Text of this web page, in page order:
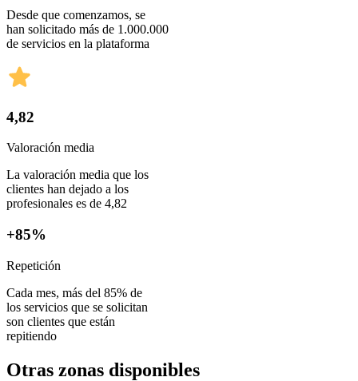
Desde que comenzamos, se
han solicitado más de 1.000.000
de servicios en la plataforma
4,82
Valoración media
La valoración media que los
clientes han dejado a los
profesionales es de 4,82
+85%
Repetición
Cada mes, más del 85% de
los servicios que se solicitan
son clientes que están
repitiendo
Otras zonas disponibles